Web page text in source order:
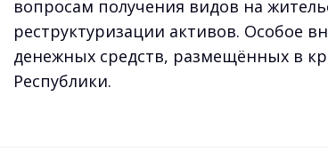
вопросам получения видов на
реструктуризации активов. Особое
денежных средств, размещённых в
Республики.